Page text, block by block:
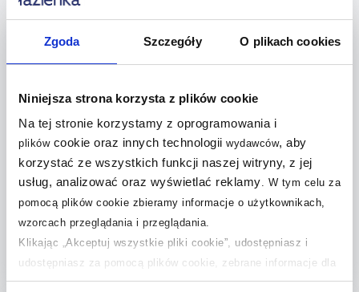
Zgoda Szczegóły O plikach cookies
Niniejsza strona korzysta z plików cookie
Na tej stronie korzystamy z oprogramowania i
plikówcookie oraz innych technologii wydawców, aby
korzystać ze wszystkich funkcji naszej witryny, z jej
usług, analizować oraz wyświetlać reklamy. W tym celu za
pomocą plików cookie zbieramy informacje o użytkownikach,
wzorcach przeglądania i przeglądania.
Klikając „Akceptuj wszystkie pliki cookie”, udostępniasz i
udostępniasz za pomocą plików cookie, zebrane informacje dla
użytkowników zewnętrznych, a także nasi partnerzy reklamowi.
Do koszyka
porównania porównania
blat szary 64559
Dostępność:na zamówienie
199,00 zł
Do koszyka
blat brązowy 64560
Dostępność:na zamówienie
199
Do koszyka